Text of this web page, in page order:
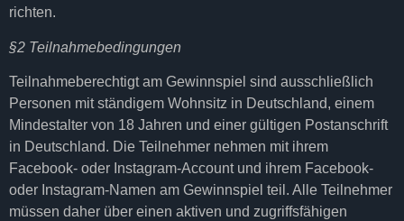
richten.
§2 Teilnahmebedingungen
Teilnahmeberechtigt am Gewinnspiel sind ausschließlich
Personen mit ständigem Wohnsitz in Deutschland, einem
Mindestalter von 18 Jahren und einer gültigen Postanschrift
in Deutschland. Die Teilnehmer nehmen mit ihrem
Facebook- oder Instagram-Account und ihrem Facebook-
oder Instagram-Namen am Gewinnspiel teil. Alle Teilnehmer
müssen daher über einen aktiven und zugriffsfähigen